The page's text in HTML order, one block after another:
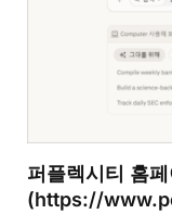
퍼플렉시티 홈
(https://